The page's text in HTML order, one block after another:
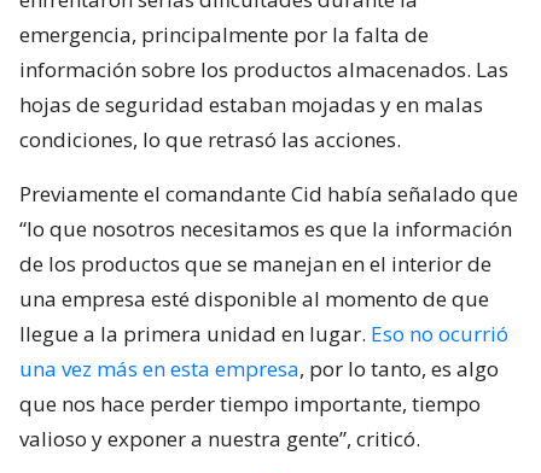
emergencia, principalmente por la falta de
información sobre los productos almacenados. Las
hojas de seguridad estaban mojadas y en malas
condiciones, lo que retrasó las acciones.
Previamente el comandante Cid había señalado que
“lo que nosotros necesitamos es que la información
de los productos que se manejan en el interior de
una empresa esté disponible al momento de que
llegue a la primera unidad en lugar. Eso no ocurrió
una vez más en esta empresa, por lo tanto, es algo
que nos hace perder tiempo importante, tiempo
valioso y exponer a nuestra gente”, criticó.